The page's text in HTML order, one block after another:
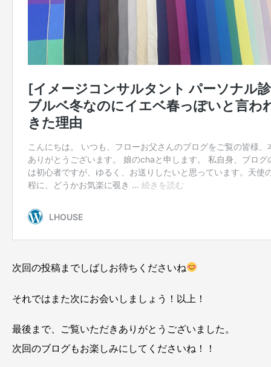
次回の投稿までしばしお待ちくださいね
それではまた次にお会いしましょう！以上！
最後まで、ご覧いただきありがとうございました。
次回のブログもお楽しみにしてくださいね！！